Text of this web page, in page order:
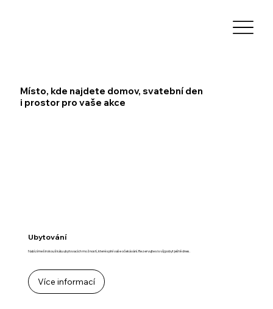
Místo, kde najdete domov, svatební den
i prostor pro vaše akce
Ubytování
Nabízíme širokou škálu ubytovacích možností, které splní vaše očekávání. Rezervujte si svůj pobyt ještě dnes.
Více informací